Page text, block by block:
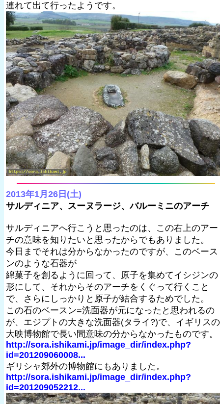
連れて出て行ったようです。
2013年1月26日(土)
サルディニア、スーヌラージ、バルーミニのアーチ
サルディニアへ行こうと思ったのは、この右上のアー
チの意味を知りたいと思ったからでもありました。
今日までそれは分からなかったのですが、このベース
ンのような石器が
綿菓子を創るように回って、原子を集めてイシジンの
形にして、それからそのアーチをくぐって行くこと
で、さらにしっかりと原子が結合するためでした。
この石のベースン=洗面器が元になったと思われるの
が、エジプトの大きな洗面器(タライ?)で、イギリスの
大映博物館で長い間意味の分からなかったものです。
http://sora.ishikami.jp/image_dir/index.php?
id=201209060008...
ギリシャ郊外の博物館にもありました。
http://sora.ishikami.jp/image_dir/index.php?
id=201209052212...